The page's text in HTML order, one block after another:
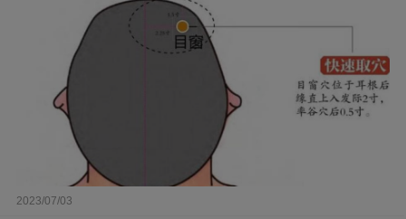
2023/07/03